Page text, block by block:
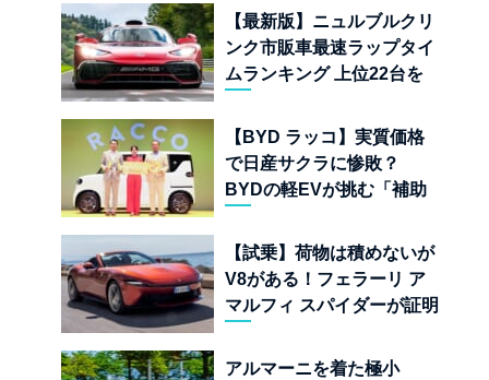
児
【最新版】ニュルブルクリ
ンク市販車最速ラップタイ
ムランキング 上位22台を
【BYD ラッコ】実質価格
で日産サクラに惨敗？
BYDの軽EVが挑む「補助
界
【試乗】荷物は積めないが
V8がある！フェラーリ ア
マルフィ スパイダーが証明
ーの至福
アルマーニを着た極小